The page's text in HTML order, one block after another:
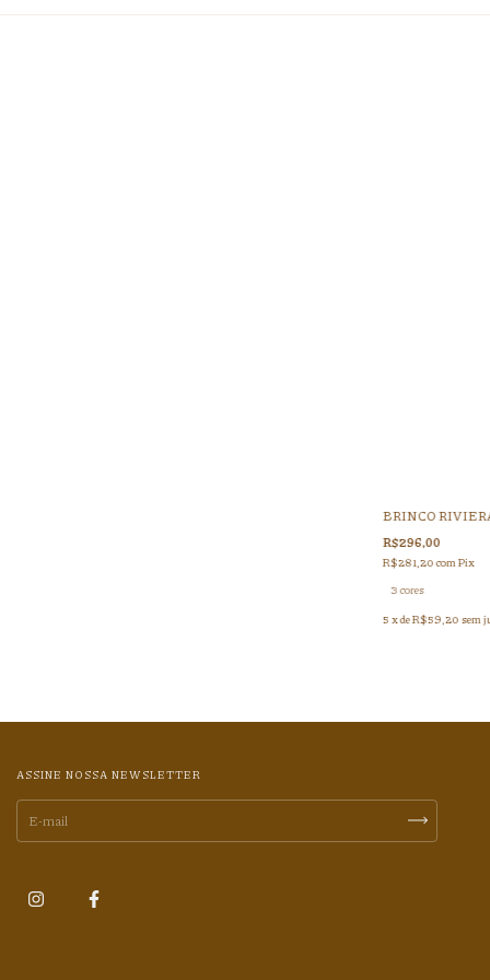
BRINCO
R$296,00
R$281,20com Pix
3 cores
5 x deR$59,20 sem
ASSINE NOSSA NEWSLETTER